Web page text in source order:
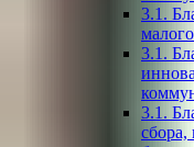
3.1.
3.1.
3.1.
сбора,